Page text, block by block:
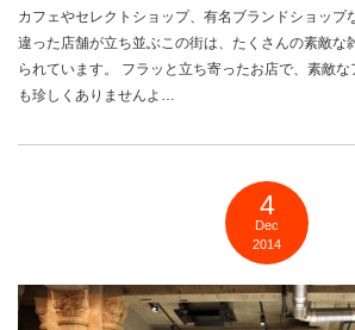
カフェやセレクトショップ、有名ブランドショップ
違った店舗が立ち並ぶこの街は、たくさんの素敵な
られています。 フラッと立ち寄ったお店で、素敵な
も珍しくありませんよ…
4
Dec
2014